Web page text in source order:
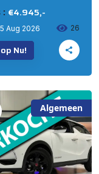
: €4.945,-
Aug 2026 26
Nu!
Algemeen